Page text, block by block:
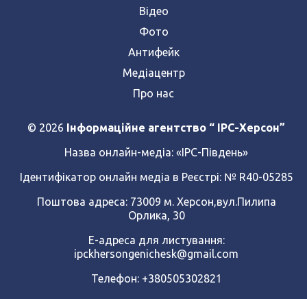
Відео
Фото
Антифейк
Медіацентр
Про нас
© 2026 Інформаційне агентство “ IPC-Херсон”
Назва онлайн-медіа: «ІРС-Південь»
Ідентифікатор онлайн медіа в Реєстрі: № R40-05285
Поштова адреса: 73009 м. Херсон,вул.Пилипа
Орлика, 30
Е-адреса для листування:
ipckhersongenichesk@gmail.com
Телефон: +380505302821